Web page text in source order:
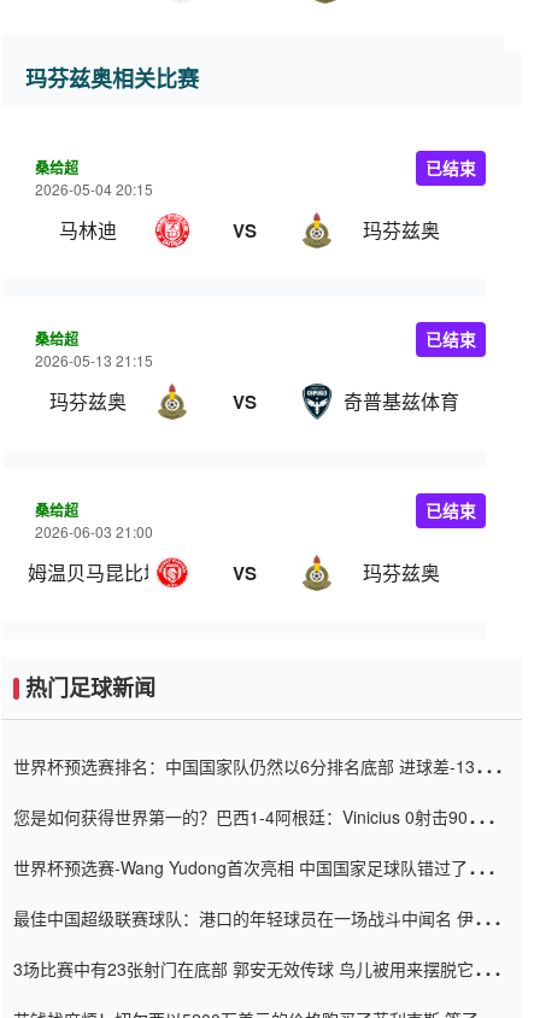
玛芬兹奥相关比赛
桑给超
2026-05-04 20:15
马林迪 VS 玛芬兹奥
已结束
桑给超
2026-05-13 21:15
玛芬兹奥 VS 奇普基兹体育
已结束
桑给超
2026-06-03 21:00
姆温贝马昆比城 VS 玛芬兹奥
已结束
热门足球新闻
世界杯预选赛排名：中国国家队仍然以6分排名底部 进球差-13令人
您是如何获得世界第一的？巴西1-4阿根廷：Vinicius 0射击90分钟
世界杯预选赛-Wang Yudong首次亮相 中国国家足球队错过了世界
最佳中国超级联赛球队：港口的年轻球员在一场战斗中闻名 伊万放
3场比赛中有23张射门在底部 郭安无效传球 鸟儿被用来摆脱它